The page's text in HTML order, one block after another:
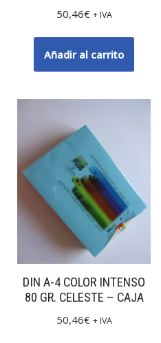
50,46€ + IVA
Añadir al carrito
DIN A-4 COLOR INTENSO
80 GR. CELESTE – CAJA
50,46€ + IVA